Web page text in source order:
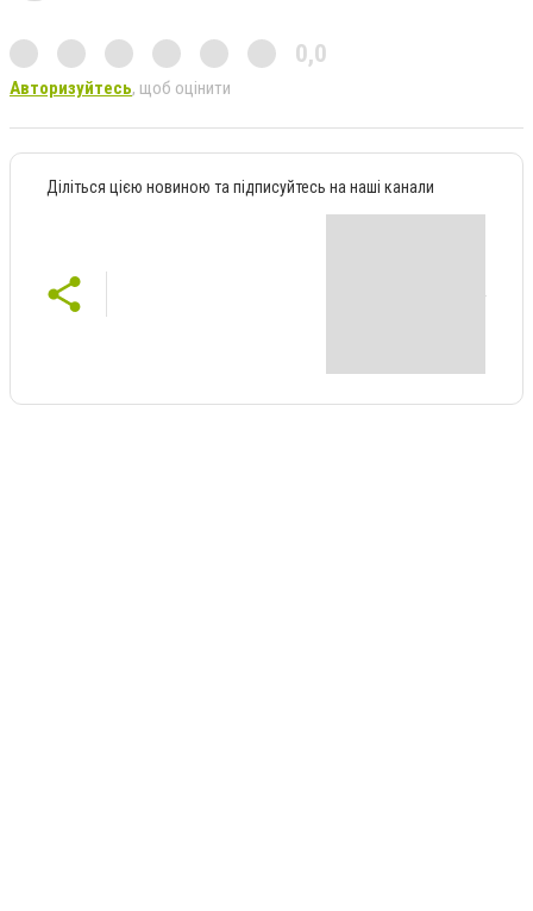
0,0
Авторизуйтесь, щоб оцінити
Діліться цією новиною та підписуйтесь на наші канали